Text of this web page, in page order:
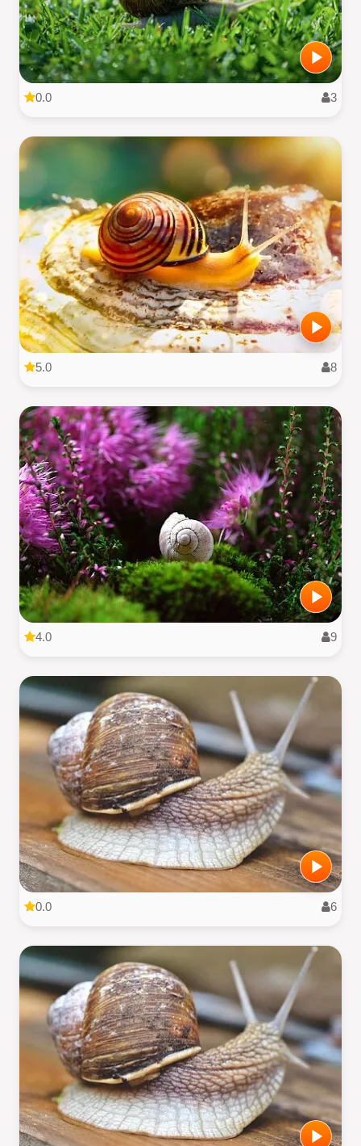
0.0 3
5.0 8
4.0 9
0.0 6